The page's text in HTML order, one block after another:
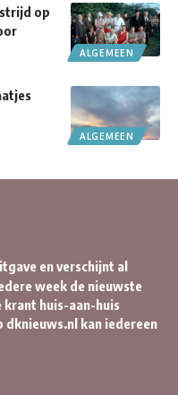
ALGEMEEN
op
ALGEMEEN
en verschijnt al
week de nieuwste
krant huis-aan-huis
kan iedereen